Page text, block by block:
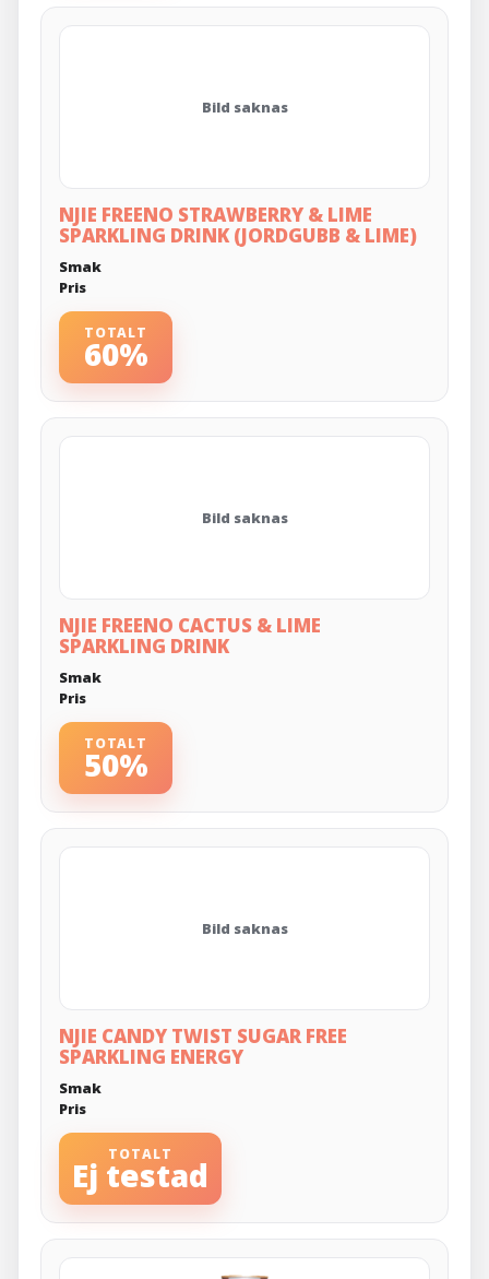
Bild saknas
NJIE FREENO STRAWBERRY & LIME
SPARKLING DRINK (JORDGUBB & LIME)
Smak
Pris
TOTALT
60%
Bild saknas
NJIE FREENO CACTUS & LIME
SPARKLING DRINK
Smak
Pris
TOTALT
50%
Bild saknas
NJIE CANDY TWIST SUGAR FREE
SPARKLING ENERGY
Smak
Pris
TOTALT
Ej testad